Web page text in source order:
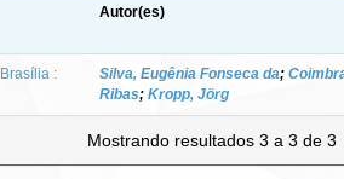
Autor(es)
:
Silva, Eugênia Fonseca da;
Ribas; Kropp, Jörg
Mostrando resultados 3 a 3 de 3